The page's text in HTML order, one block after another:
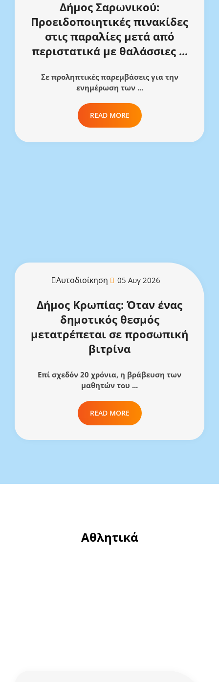
Δήμος Σαρωνικού:
Προειδοποιητικές πινακίδες
στις παραλίες μετά από
περιστατικά με θαλάσσιες ...
Σε προληπτικές παρεμβάσεις για την
ενημέρωση των ...
READ MORE
Αυτοδιοίκηση 05 Αυγ 2026
Δήμος Κρωπίας: Όταν ένας
δημοτικός θεσμός
μετατρέπεται σε προσωπική
βιτρίνα
Επί σχεδόν 20 χρόνια, η βράβευση των
μαθητών του ...
READ MORE
Αθλητικά